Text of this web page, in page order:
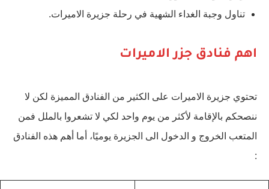
تناول وجبة الغداء الشهية في رحلة جزيرة الاميرات.
اهم فنادق جزر الاميرات
تحتوي جزيرة الاميرات على الكثير من الفنادق المميزة لكن لا
ننصحكم بالإقامة لأكثر من يوم واحد لكي لا تشعروا بالملل فمن
المتعب الخروج و الدخول الى الجزيرة يوميًا، أما أهم هذه الفنادق
: